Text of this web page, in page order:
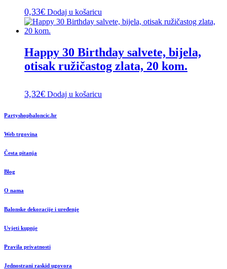
0,33€ Dodaj u košaricu
Happy 30 Birthday salvete, bijela,
otisak ružičastog zlata, 20 kom.
3,32€ Dodaj u košaricu
Partyshopbaloncic.hr
Web trgovina
Česta pitanja
Blog
O nama
Balonske dekoracije i uređenje
Uvjeti kupnje
Pravila privatnosti
Jednostrani raskid ugovora